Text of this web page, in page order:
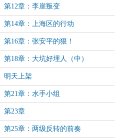
第12章：李崖叛变
第14章：上海区的行动
第16章：张安平的狠！
第18章：大坑好埋人（中）
明天上架
第21章：水手小组
第23章
第25章：两级反转的前奏